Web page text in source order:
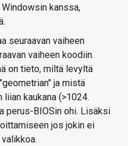
kanssa,
seuraavan vaiheen
vaiheen koodiin.
on tieto, miltä levyltä
ja mistä
kaukana (>1024.
perus-BIOSin ohi. Lisäksi
jos jokin ei